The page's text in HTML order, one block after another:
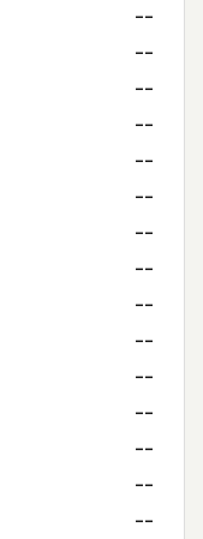
--
--
--
--
--
--
--
--
--
--
--
--
--
--
--